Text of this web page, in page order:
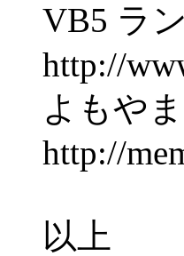
VB5 ラ
http://
よもや
http://
以上